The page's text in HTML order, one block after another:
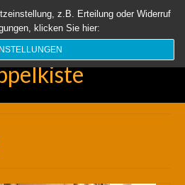
Unsere Rappelkiste Länder
z.B. Erteilung oder Widerruf
klicken Sie hier: